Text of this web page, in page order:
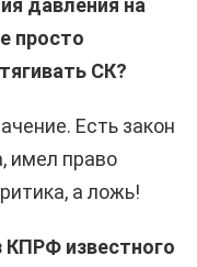
давления на
просто
СК?
Есть закон
имел право
а ложь!
КПРФ известного